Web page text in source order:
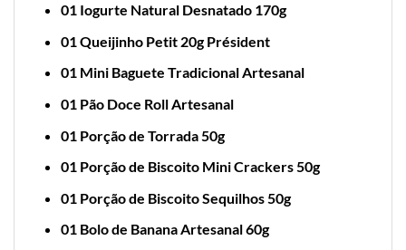
01 Iogurte Natural Desnatado 170g
01 Queijinho Petit 20g Président
01 Mini Baguete Tradicional Artesanal
01 Pão Doce Roll Artesanal
01 Porção de Torrada 50g
01 Porção de Biscoito Mini Crackers 50g
01 Porção de Biscoito Sequilhos 50g
01 Bolo de Banana Artesanal 60g